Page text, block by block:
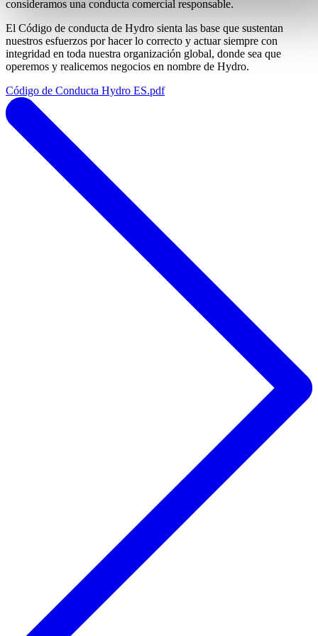
consideramos una conducta comercial responsable.
El Código de conducta de Hydro sienta las base que sustentan
nuestros esfuerzos por hacer lo correcto y actuar siempre con
integridad en toda nuestra organización global, donde sea que
operemos y realicemos negocios en nombre de Hydro.
Código de Conducta Hydro ES.pdf